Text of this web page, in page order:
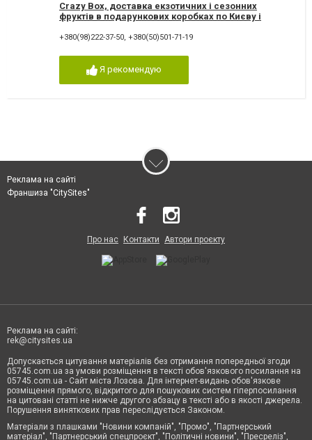
Crazy Box, доставка екзотичних і сезонних
фруктів в подарункових коробках по Києву і
+380(98)222-37-50, +380(50)501-71-19
Я рекомендую
Реклама на сайті
Франшиза "CitySites"
Про нас Контакти Автори проєкту
Реклама на сайті:
rek@citysites.ua
Допускається цитування матеріалів без отримання попередньої згоди
05745.com.ua за умови розміщення в тексті обов'язкового посилання на
05745.com.ua - Сайт міста Лозова. Для інтернет-видань обов'язкове
розміщення прямого, відкритого для пошукових систем гіперпосилання
на цитовані статті не нижче другого абзацу в тексті або в якості джерела.
Порушення виняткових прав переслідується Законом.
Матеріали з плашками "Новини компаній", "Промо", "Партнерський
матеріал", "Партнерський спецпроєкт", "Політичні новини", "Пресреліз",